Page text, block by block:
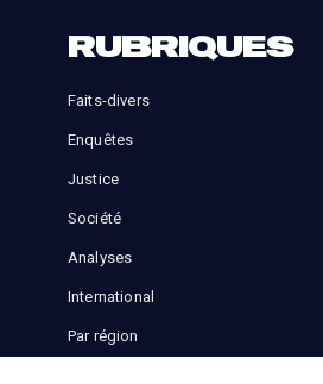
RUBRIQUES
Faits-divers
Enquêtes
Justice
Société
Analyses
International
Par région